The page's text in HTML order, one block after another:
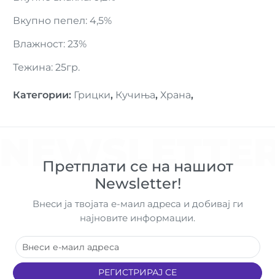
Вкупно пепел: 4,5%
Влажност: 23%
Тежина: 25гр.
Категории: Грицки, Кучиња, Храна,
Претплати се на нашиот
Newsletter!
Внеси ја твојата е-маил адреса и добивај ги
најновите информации.
РЕГИСТРИРАЈ СЕ